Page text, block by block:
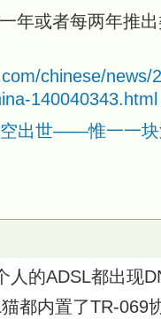
年或者每两年推
chinese/news/
140040343.html
空出世——惟一一
人的ADSL都出现
都内置了TR-069